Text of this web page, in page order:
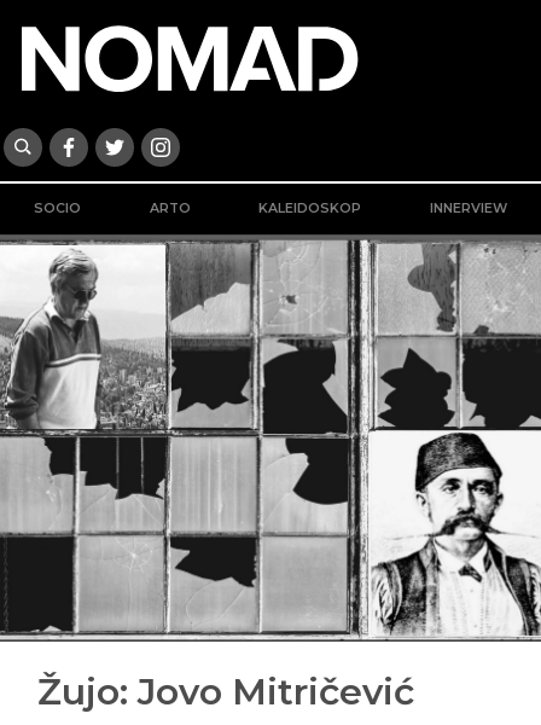
SOCIO ARTO KALEIDOSKOP INNERVIEW
Žujo: Jovo Mitričević